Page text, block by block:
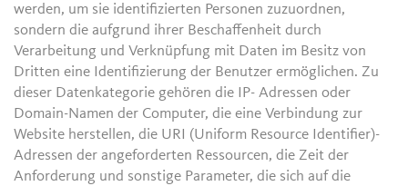
werden, um sie identifizierten Personen zuzuordnen,
sondern die aufgrund ihrer Beschaffenheit durch
Verarbeitung und Verknüpfung mit Daten im Besitz von
Dritten eine Identifizierung der Benutzer ermöglichen. Zu
dieser Datenkategorie gehören die IP- Adressen oder
Domain-Namen der Computer, die eine Verbindung zur
Website herstellen, die URI (Uniform Resource Identifier)-
Adressen der angeforderten Ressourcen, die Zeit der
Anforderung und sonstige Parameter, die sich auf die